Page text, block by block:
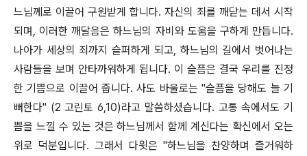
느님께로 이끌어 구원받게 합니다. 자신의 죄를 깨닫는 데서 시작
되며, 이러한 깨달음은 하느님의 자비와 도움을 구하게 만듭니다.
나아가 세상의 죄까지 슬퍼하게 되고, 하느님의 길에서 벗어나는
사람들을 보며 안타까워하게 됩니다. 이 슬픔은 결국 우리를 진정
한 기쁨으로 이끌어 줍니다. 사도 바울로는 "슬픔을 당해도 늘 기
뻐한다" (2 고린토 6,10)라고 말씀하셨습니다. 고통 속에서도 기
쁨을 느낄 수 있는 것은 하느님께서 함께 계신다는 확신에서 오는
위로 덕분입니다. 그래서 다윗은 "하느님을 찬양하며 즐거워하